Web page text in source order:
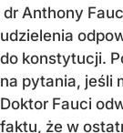
dr Anthony
udzielenia
do konstytucji.
na pytania, jeśli
Doktor Fauci
faktu, że w